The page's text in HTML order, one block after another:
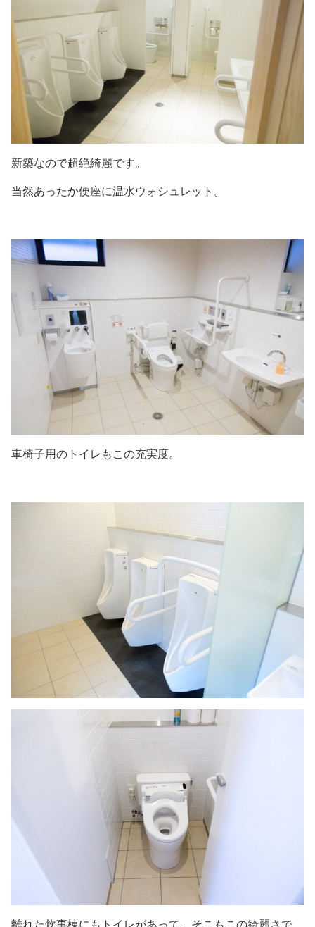
新築なので超絶綺麗です。
当然あったか便座に温水ウォシュレット。
車椅子用のトイレもこの充実度。
離れた炊事棟にもトイレがあって、そこもこの綺麗さで